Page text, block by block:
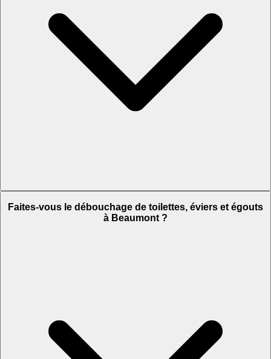
Faites-vous le débouchage de toilettes, éviers et égouts
à Beaumont ?